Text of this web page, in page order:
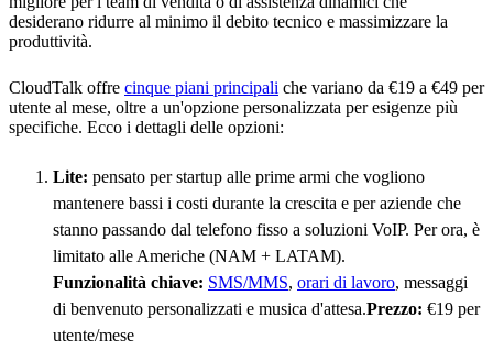
desiderano ridurre al minimo il debito tecnico e massimizzare la
produttività.
CloudTalk offre cinque piani principali che variano da €19 a €49 per
utente al mese, oltre a un'opzione personalizzata per esigenze più
specifiche. Ecco i dettagli delle opzioni:
Lite: pensato per startup alle prime armi che vogliono
mantenere bassi i costi durante la crescita e per aziende che
stanno passando dal telefono fisso a soluzioni VoIP. Per ora, è
limitato alle Americhe (NAM + LATAM).
Funzionalità chiave: SMS/MMS, orari di lavoro, messaggi
di benvenuto personalizzati e musica d'attesa.Prezzo: €19 per
utente/mese